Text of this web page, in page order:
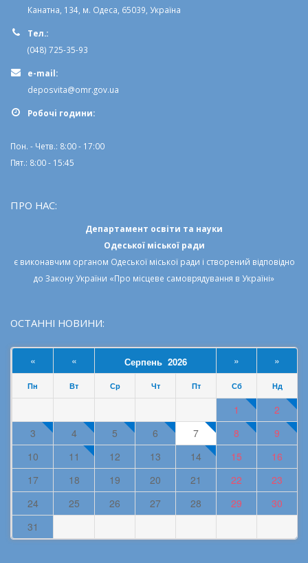
Канатна, 134, м. Одеса, 65039, Україна
Тел.:
(048) 725-35-93
e-mail:
deposvita@omr.gov.ua
Робочi години:
Пон. - Четв.: 8:00 - 17:00
Пят.: 8:00 - 15:45
ПРО НАС:
Департамент освіти та науки
Одеської міської ради
є виконавчим органом Одеської міської ради і створений відповідно
до Закону України «Про місцеве самоврядування в Україні»
ОСТАННІ НОВИНИ:
« « Серпень 2026 » »
Пн Вт Ср Чт Пт Сб Нд
1
2
3
4 5 6 7 8
9
10
11 12 13 14 15
16
17
18 19 20 21 22
23
24
25 26 27 28 29
30
31